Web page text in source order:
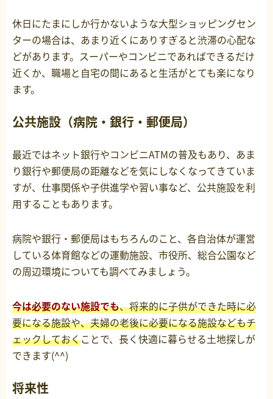
休日にたまにしか行かないような大型ショッピングセン
ターの場合は、あまり近くにありすぎると渋滞の心配な
どがあります。スーパーやコンビニであればできるだけ
近くか、職場と自宅の間にあると生活がとても楽になり
ます。
公共施設（病院・銀行・郵便局）
最近ではネット銀行やコンビニATMの普及もあり、あま
り銀行や郵便局の距離などを気にしなくなってきていま
すが、仕事関係や子供進学や習い事など、公共施設を利
用することもあります。
病院や銀行・郵便局はもちろんのこと、各自治体が運営
している体育館などの運動施設、市役所、総合公園など
の周辺環境についても調べてみましょう。
今は必要のない施設でも、将来的に子供ができた時に必
要になる施設や、夫婦の老後に必要になる施設などもチ
ェックしておくことで、長く快適に暮らせる土地探しが
できます(^^)
将来性